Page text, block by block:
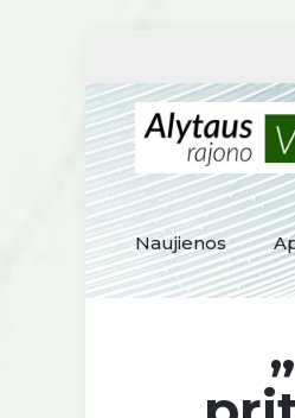
Naujienos